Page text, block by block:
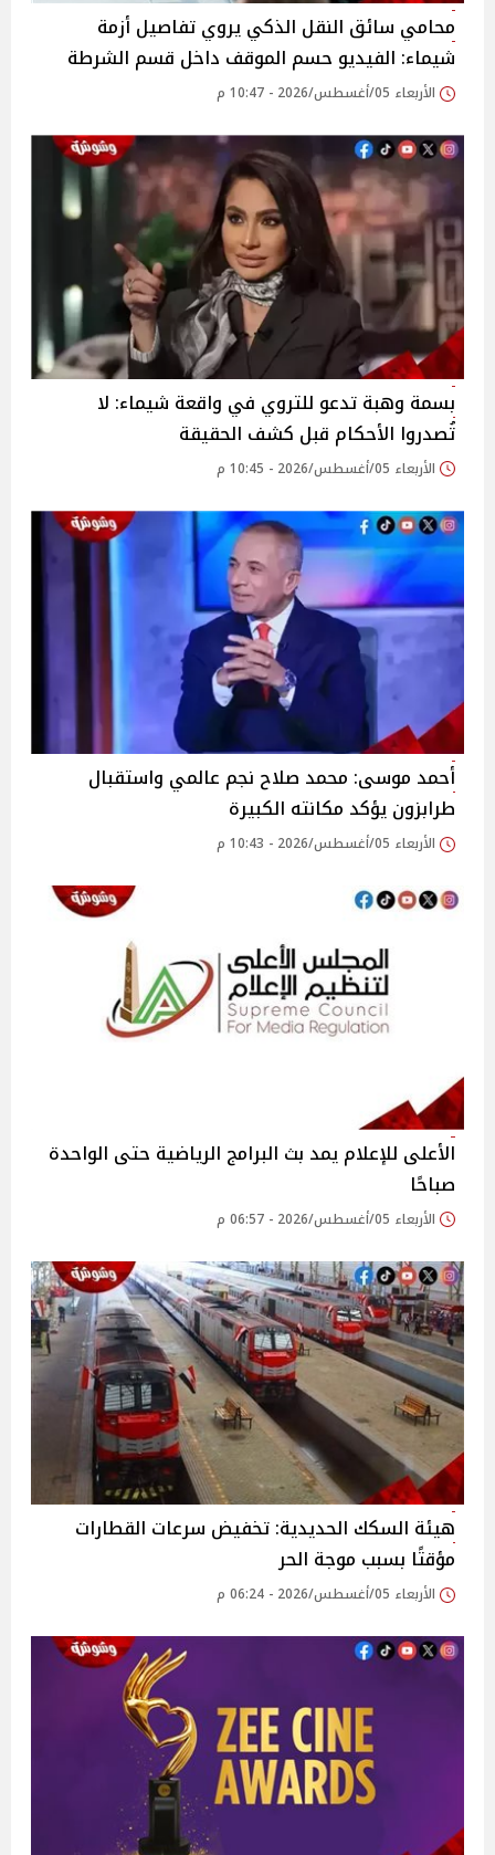
محامي سائق النقل الذكي يروي تفاصيل أزمة
شيماء: الفيديو حسم الموقف داخل قسم الشرطة
الأربعاء 05/أغسطس/2026 - 10:47 م
بسمة وهبة تدعو للتروي في واقعة شيماء: لا
تُصدروا الأحكام قبل كشف الحقيقة
الأربعاء 05/أغسطس/2026 - 10:45 م
أحمد موسى: محمد صلاح نجم عالمي واستقبال
طرابزون يؤكد مكانته الكبيرة
الأربعاء 05/أغسطس/2026 - 10:43 م
الأعلى للإعلام يمد بث البرامج الرياضية حتى الواحدة
صباحًا
الأربعاء 05/أغسطس/2026 - 06:57 م
هيئة السكك الحديدية: تخفيض سرعات القطارات
مؤقتًا بسبب موجة الحر
الأربعاء 05/أغسطس/2026 - 06:24 م